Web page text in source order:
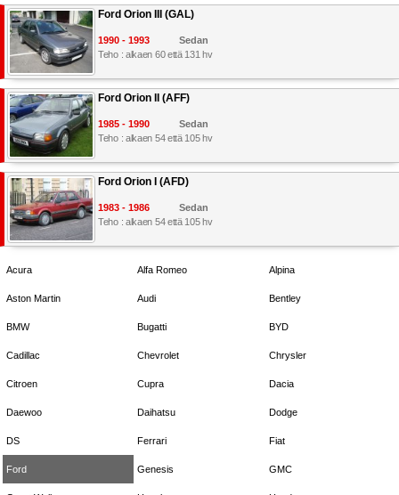
Ford Orion III (GAL)
1990 - 1993
Sedan
Teho : alkaen 60 että 131 hv
Ford Orion II (AFF)
1985 - 1990
Sedan
Teho : alkaen 54 että 105 hv
Ford Orion I (AFD)
1983 - 1986
Sedan
Teho : alkaen 54 että 105 hv
Acura Alfa Romeo Alpina
Aston Martin Audi Bentley
BMW Bugatti BYD
Cadillac Chevrolet Chrysler
Citroen Cupra Dacia
Daewoo Daihatsu Dodge
DS Ferrari Fiat
Ford Genesis GMC